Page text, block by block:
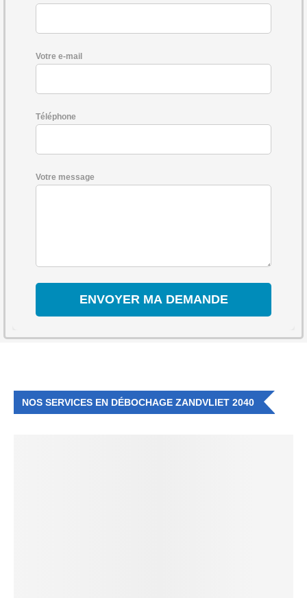
Votre e-mail
Téléphone
Votre message
NOS SERVICES EN DÉBOCHAGE ZANDVLIET 2040